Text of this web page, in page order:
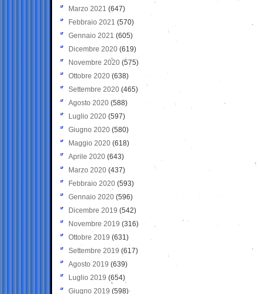
Marzo 2021 (647)
Febbraio 2021 (570)
Gennaio 2021 (605)
Dicembre 2020 (619)
Novembre 2020 (575)
Ottobre 2020 (638)
Settembre 2020(465)
Agosto 2020 (588)
Luglio 2020 (597)
Giugno 2020 (580)
Maggio 2020 (618)
Aprile 2020 (643)
Marzo 2020 (437)
Febbraio 2020 (593)
Gennaio 2020 (596)
Dicembre 2019 (542)
Novembre 2019 (316)
Ottobre 2019 (631)
Settembre 2019 (617)
Agosto 2019 (639)
Luglio 2019 (654)
Giugno 2019 (598)